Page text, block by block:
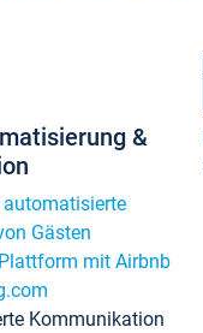
&
automatisierte
Gästen
mit Airbnb
Kommunikation